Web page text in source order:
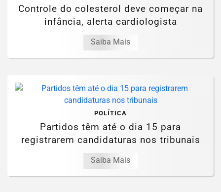
Controle do colesterol deve começar na
infância, alerta cardiologista
Saiba Mais
POLÍTICA
Partidos têm até o dia 15 para
registrarem candidaturas nos tribunais
Saiba Mais